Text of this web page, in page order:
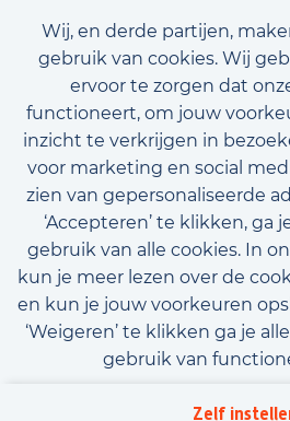
Wij, en derde partijen,
gebruik van cookies. Wij
ervoor te zorgen dat
functioneert, om jouw
inzicht te verkrijgen in
voor marketing en social
zien van gepersonaliseerde
‘Accepteren’ te klikken, ga
gebruik van alle cookies. In
kun je meer lezen over de
en kun je jouw voorkeuren
‘Weigeren’ te klikken ga je
gebruik van
Zelf
Voornaam
Achternaam
E-mailadres (optioneel)
Telefoonnummer (optioneel)
Algemene voorwaarden